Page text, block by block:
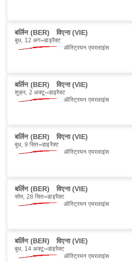
बर्लिन (BER) विएना (VIE)
बुध, 12 अग॰ डाइरैक्ट
ऑस्ट्रियन एयरलाइंस
बर्लिन (BER) विएना (VIE)
शुक्र, 2 अक्टू॰ डाइरैक्ट
ऑस्ट्रियन एयरलाइंस
बर्लिन (BER) विएना (VIE)
बुध, 9 सित॰ डाइरैक्ट
ऑस्ट्रियन एयरलाइंस
बर्लिन (BER) विएना (VIE)
सोम, 28 सित॰ डाइरैक्ट
ऑस्ट्रियन एयरलाइंस
बर्लिन (BER) विएना (VIE)
बुध, 14 अक्टू॰ डाइरैक्ट
ऑस्ट्रियन एयरलाइंस